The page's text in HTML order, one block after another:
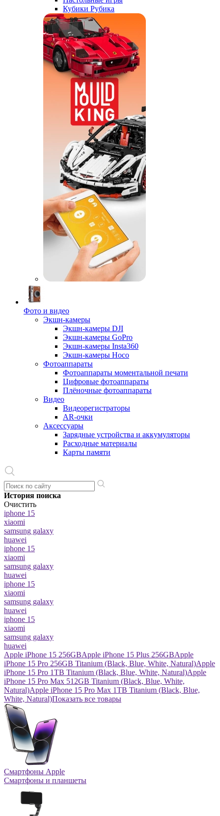
Кубики Рубика
Фото и видео
Экшн-камеры
Экшн-камеры DJI
Экшн-камеры GoPro
Экшн-камеры Insta360
Экшн-камеры Hoco
Фотоаппараты
Фотоаппараты моментальной печати
Цифровые фотоаппараты
Плёночные фотоаппараты
Видео
Видеорегистраторы
AR-очки
Аксессуары
Зарядные устройства и аккумуляторы
Расходные материалы
Карты памяти
История поиска
Очистить
iphone 15
xiaomi
samsung galaxy
huawei
iphone 15
xiaomi
samsung galaxy
huawei
iphone 15
xiaomi
samsung galaxy
huawei
iphone 15
xiaomi
samsung galaxy
huawei
Apple iPhone 15 256GBApple iPhone 15 Plus 256GBApple
iPhone 15 Pro 256GB Titanium (Black, Blue, White, Natural)Apple
iPhone 15 Pro 1TB Titanium (Black, Blue, White, Natural)Apple
iPhone 15 Pro Max 512GB Titanium (Black, Blue, White,
Natural)Apple iPhone 15 Pro Max 1TB Titanium (Black, Blue,
White, Natural)Показать все товары
Смартфоны Apple
Смартфоны и планшеты